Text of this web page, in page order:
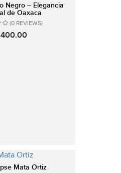
Negro – Elegancia
de Oaxaca
(0 REVIEWS)
Mata Ortiz